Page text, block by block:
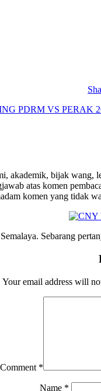
PDRM VS PERAK
akademik, bijak wang,
atas komen
komen yang tidak
Sebarang
Your email address will
Comment *
Name *